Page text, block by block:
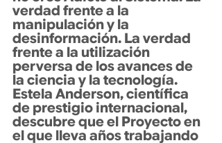
verdad frente a la
manipulación y la
desinformación. La verdad
frente a la utilización
perversa de los avances de
la ciencia y la tecnología.
Estela Anderson, científica
de prestigio internacional,
descubre que el Proyecto en
el que lleva años trabajando